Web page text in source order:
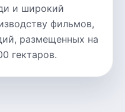
и широкий
фильмов,
размещенных на
гектаров.